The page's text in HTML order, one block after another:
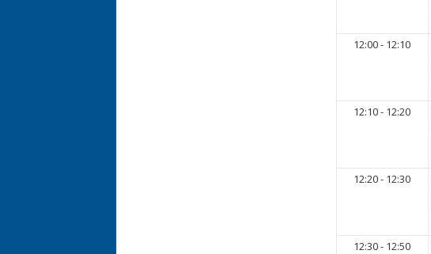
12:00 - 12:10
12:10 - 12:20
12:20 - 12:30
12:30 - 12:50